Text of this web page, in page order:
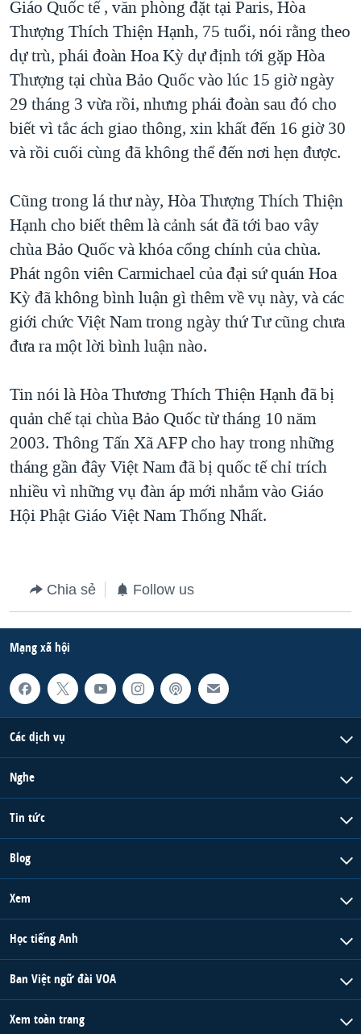
Giáo Quốc tế , văn phòng đặt tại Paris, Hòa
Thượng Thích Thiện Hạnh, 75 tuổi, nói rằng theo
dự trù, phái đoàn Hoa Kỳ dự định tới gặp Hòa
Thượng tại chùa Bảo Quốc vào lúc 15 giờ ngày
29 tháng 3 vừa rồi, nhưng phái đoàn sau đó cho
biết vì tắc ách giao thông, xin khất đến 16 giờ 30
và rồi cuối cùng đã không thể đến nơi hẹn được.
Cũng trong lá thư này, Hòa Thượng Thích Thiện
Hạnh cho biết thêm là cảnh sát đã tới bao vây
chùa Bảo Quốc và khóa cổng chính của chùa.
Phát ngôn viên Carmichael của đại sứ quán Hoa
Kỳ đã không bình luận gì thêm về vụ này, và các
giới chức Việt Nam trong ngày thứ Tư cũng chưa
đưa ra một lời bình luận nào.
Tin nói là Hòa Thương Thích Thiện Hạnh đã bị
quản chế tại chùa Bảo Quốc từ tháng 10 năm
2003. Thông Tấn Xã AFP cho hay trong những
tháng gần đây Việt Nam đã bị quốc tế chỉ trích
nhiều vì những vụ đàn áp mới nhắm vào Giáo
Hội Phật Giáo Việt Nam Thống Nhất.
Chia sẻ Follow us
Mạng xã hội
Các dịch vụ
Nghe
Tin tức
Blog
Xem
Học tiếng Anh
Ban Việt ngữ đài VOA
Xem toàn trang